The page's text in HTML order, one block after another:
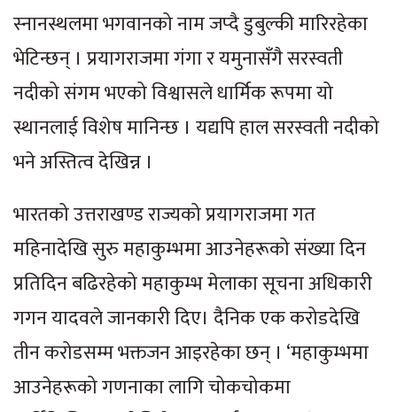
स्नानस्थलमा भगवानको नाम जप्दै डुबुल्की मारिरहेका
भेटिन्छन् । प्रयागराजमा गंगा र यमुनासँगै सरस्वती
नदीको संगम भएको विश्वासले धार्मिक रूपमा यो
स्थानलाई विशेष मानिन्छ । यद्यपि हाल सरस्वती नदीको
भने अस्तित्व देखिन्न ।
भारतको उत्तराखण्ड राज्यको प्रयागराजमा गत
महिनादेखि सुरु महाकुम्भमा आउनेहरूको संख्या दिन
प्रतिदिन बढिरहेको महाकुम्भ मेलाका सूचना अधिकारी
गगन यादवले जानकारी दिए। दैनिक एक करोडदेखि
तीन करोडसम्म भक्तजन आइरहेका छन् । ‘महाकुम्भमा
आउनेहरूको गणनाका लागि चोकचोकमा